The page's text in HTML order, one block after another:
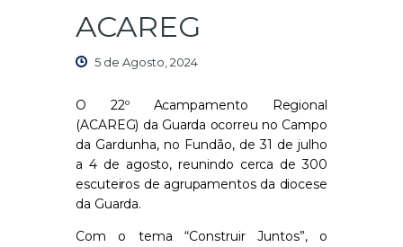
ACAREG
5 de Agosto, 2024
O 22º Acampamento Regional
(ACAREG) da Guarda ocorreu no Campo
da Gardunha, no Fundão, de 31 de julho
a 4 de agosto, reunindo cerca de 300
escuteiros de agrupamentos da diocese
da Guarda.
Com o tema “Construir Juntos”, o